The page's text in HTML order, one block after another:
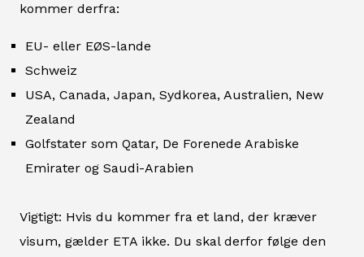
kommer derfra:
EU- eller EØS-lande
Schweiz
USA, Canada, Japan, Sydkorea, Australien, New
Zealand
Golfstater som Qatar, De Forenede Arabiske
Emirater og Saudi-Arabien
Vigtigt: Hvis du kommer fra et land, der kræver
visum, gælder ETA ikke. Du skal derfor følge den